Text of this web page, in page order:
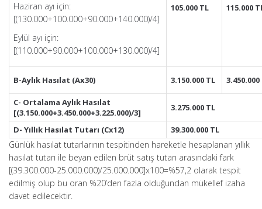
Haziran ayı için:
[(130.000+100.000+90.000+140.000)/4]
Eylül ayı için:
[(110.000+90.000+100.000+130.000)/4]
105.000 TL 115.000
B-Aylık Hasılat (Ax30) 3.150.000 TL 3.450.000
C- Ortalama Aylık Hasılat
[(3.150.000+3.450.000+3.225.000)/3]
3.275.000 TL
D- Yıllık Hasılat Tutarı (Cx12) 39.300.000 TL
Günlük hasılat tutarlarının tespitinden hareketle hesaplanan yıllık
hasılat tutarı ile beyan edilen brüt satış tutarı arasındaki fark
[(39.300.000-25.000.000)/25.000.000]x100=%57,2 olarak tespit
edilmiş olup bu oran %20’den fazla olduğundan mükellef izaha
davet edilecektir.